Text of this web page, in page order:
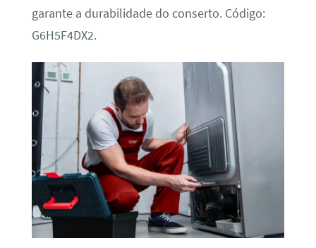
garante a durabilidade do conserto. Código:
G6H5F4DX2.